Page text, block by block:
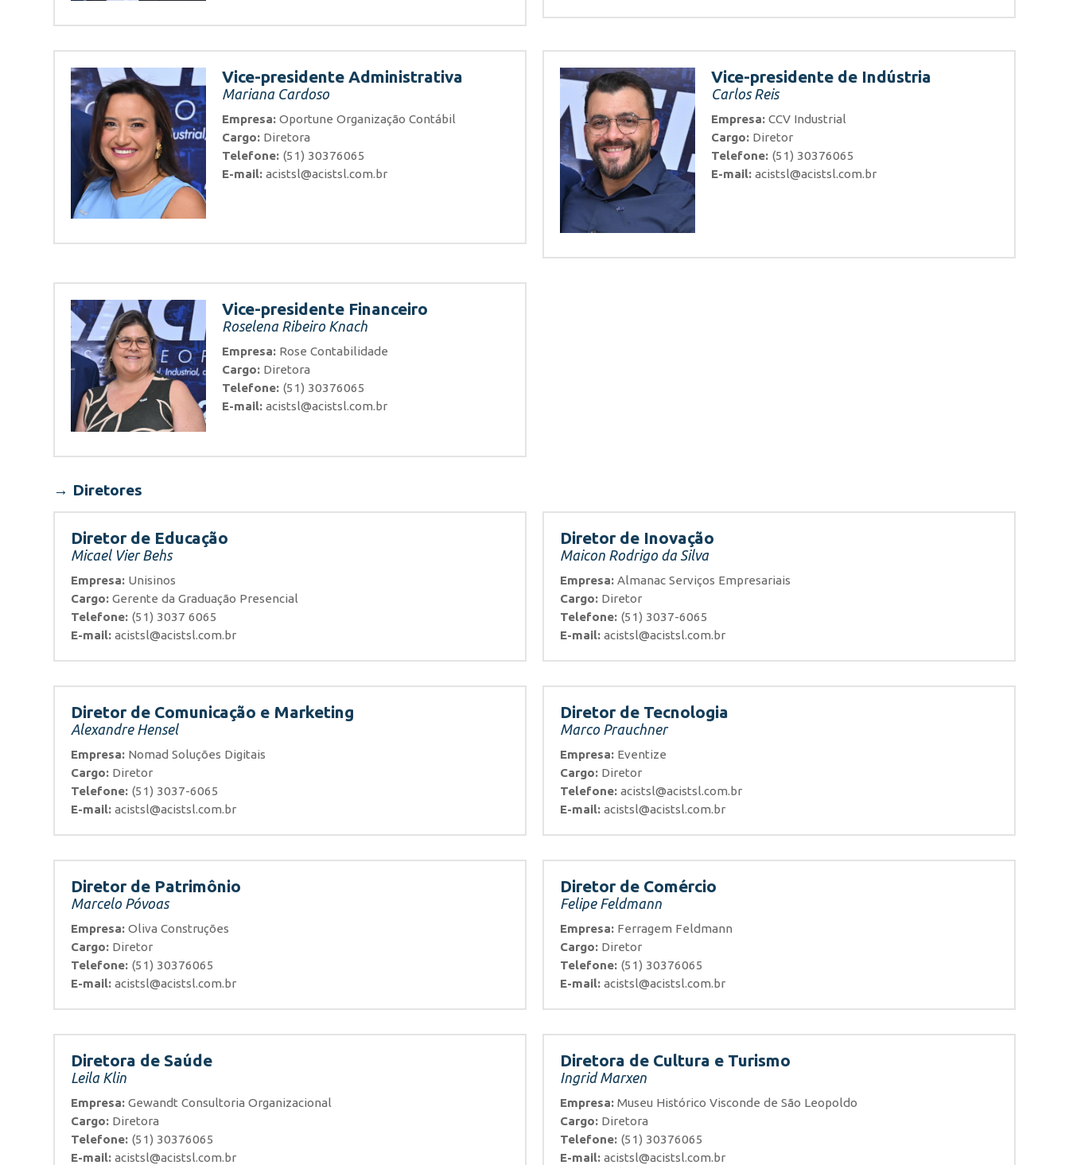
Vice-presidente Administrativa
Mariana Cardoso
Empresa: Oportune Organização Contábil
Cargo: Diretora
Telefone: (51) 30376065
E-mail: acistsl@acistsl.com.br
Vice-presidente de Indústria
Carlos Reis
Empresa: CCV Industrial
Cargo: Diretor
Telefone: (51) 30376065
E-mail: acistsl@acistsl.com.br
Vice-presidente Financeiro
Roselena Ribeiro Knach
Empresa: Rose Contabilidade
Cargo: Diretora
Telefone: (51) 30376065
E-mail: acistsl@acistsl.com.br
→ Diretores
Diretor de Educação
Micael Vier Behs
Empresa: Unisinos
Cargo: Gerente da Graduação Presencial
Telefone: (51) 3037 6065
E-mail: acistsl@acistsl.com.br
Diretor de Inovação
Maicon Rodrigo da Silva
Empresa: Almanac Serviços Empresariais
Cargo: Diretor
Telefone: (51) 3037-6065
E-mail: acistsl@acistsl.com.br
Diretor de Comunicação e Marketing
Alexandre Hensel
Empresa: Nomad Soluções Digitais
Cargo: Diretor
Telefone: (51) 3037-6065
E-mail: acistsl@acistsl.com.br
Diretor de Tecnologia
Marco Prauchner
Empresa: Eventize
Cargo: Diretor
Telefone: acistsl@acistsl.com.br
E-mail: acistsl@acistsl.com.br
Diretor de Patrimônio
Marcelo Póvoas
Empresa: Oliva Construções
Cargo: Diretor
Telefone: (51) 30376065
E-mail: acistsl@acistsl.com.br
Diretor de Comércio
Felipe Feldmann
Empresa: Ferragem Feldmann
Cargo: Diretor
Telefone: (51) 30376065
E-mail: acistsl@acistsl.com.br
Diretora de Saúde
Leila Klin
Empresa: Gewandt Consultoria Organizacional
Cargo: Diretora
Telefone: (51) 30376065
E-mail: acistsl@acistsl.com.br
Diretora de Cultura e Turismo
Ingrid Marxen
Empresa: Museu Histórico Visconde de São Leopoldo
Cargo: Diretora
Telefone: (51) 30376065
E-mail: acistsl@acistsl.com.br